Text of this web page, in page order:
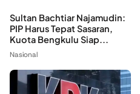
Sultan Bachtiar Najamudin:
PIP Harus Tepat Sasaran,
Kuota Bengkulu Siap...
Nasional